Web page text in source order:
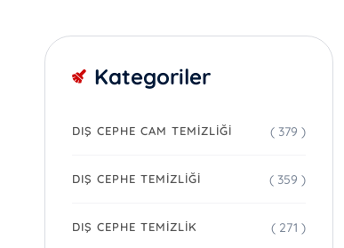
Kategoriler
DIŞ CEPHE CAM TEMIZLIĞI ( 379 )
DIŞ CEPHE TEMIZLIĞI ( 359 )
DIŞ CEPHE TEMIZLIK ( 271 )